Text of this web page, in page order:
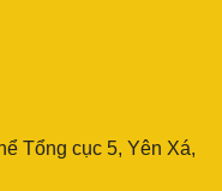
Tổng cục 5, Yên Xá,